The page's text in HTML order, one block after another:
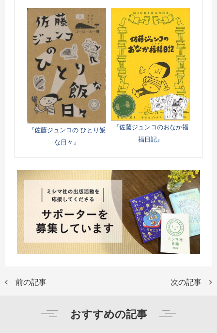
『佐藤ジュンコの ひとり飯
な日々』
『佐藤ジュンコのおなか福
福日記』
前の記事 次の記事
おすすめの記事